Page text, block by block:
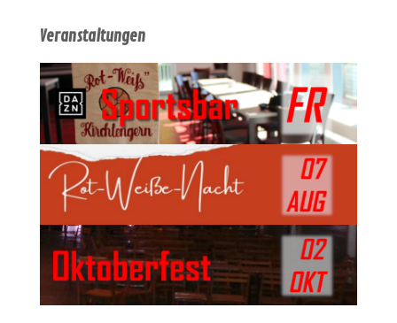
Veranstaltungen